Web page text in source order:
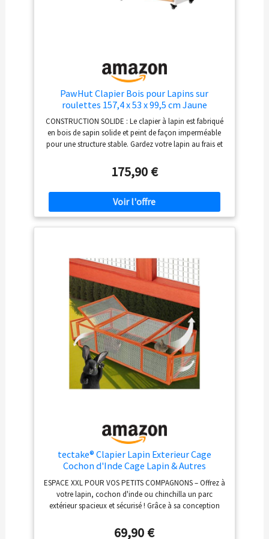
PawHut Clapier Bois pour Lapins sur
roulettes 157,4 x 53 x 99,5 cm Jaune
CONSTRUCTION SOLIDE : Le clapier à lapin est fabriqué
en bois de sapin solide et peint de façon imperméable
pour une structure stable. Gardez votre lapin au frais et
pluie et la neige. CAGE MOBILE : La cage à lapins est
équipée de roues. Vous pouvez la déplacer facilement
sans faire d'effort. 2 d'entre elles peuvent être
verrouillées pour l'arrêter de manière stable. ACCÈS
FACILE : Cette cage à lapin comprend plusieurs portes et
NETTOYER : Il y a un plateau coulissant intégré sous la
maison principale. Le travail de nettoyage sera
beaucoup plus facile. SPÉCIFICATIONS : Dim. totales :
157,4l x 53P x 99,5H cm ; - Dim. niche : 74l x 45,5P x 51H
cm; Dim. aire de course principale : 72l x 45,5P x 35H
cm; - Dim. plateau coulissant : 70l x 43P cm
175,90 €
tectake® Clapier Lapin Exterieur Cage
Cochon d'Inde Cage Lapin & Autres
rongeurs 181 x 90 x 48 cm en Bois
imperméable avec Parc XXL Sol sans Fond 2
Portes verrouillables & Toit ouvrant
ESPACE XXL POUR VOS PETITS COMPAGNONS – Offrez à
votre lapin, cochon d'inde ou chinchilla un parc
extérieur spacieux et sécurisé ! Grâce à sa conception
en profitant d’un habitat naturel. Idéal comme enclos
69,90 €